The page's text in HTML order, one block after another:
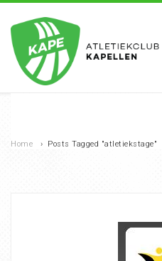
Home › Posts Tagged "atletiekstage"